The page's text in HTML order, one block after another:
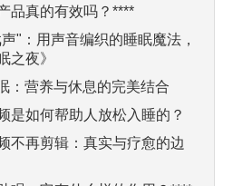
品真的有效吗？****
声"：用声音编织的睡眠魔法，
之夜》
：营养与休息的完美结合
是如何帮助人放松入睡的？
不再剪辑：真实与疗愈的边